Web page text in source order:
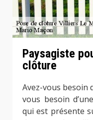
Paysagiste
clôture
Avez-vous besoin
vous besoin
qui est présente